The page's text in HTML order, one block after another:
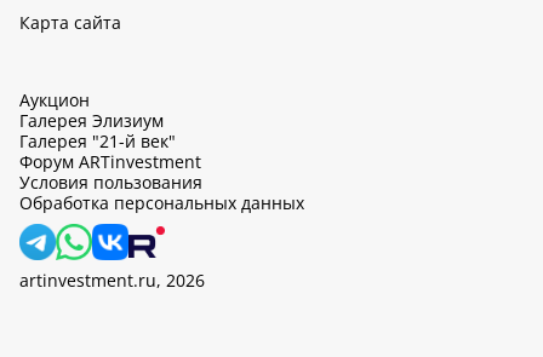
Карта сайта
Аукцион
Галерея Элизиум
Галерея "21-й век"
Форум ARTinvestment
Условия пользования
Обработка персональных данных
artinvestment.ru, 2026